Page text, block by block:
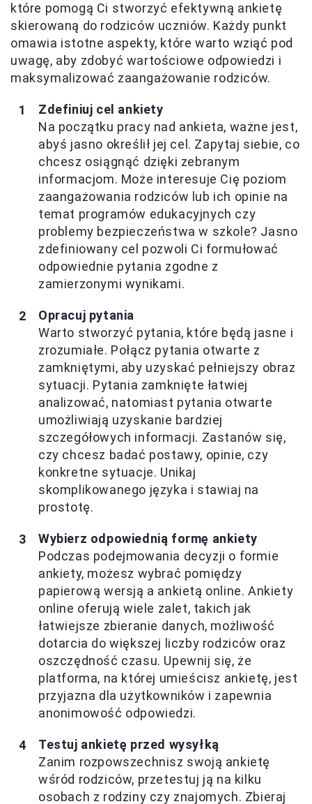
które pomogą Ci stworzyć efektywną ankietę
skierowaną do rodziców uczniów. Każdy punkt
omawia istotne aspekty, które warto wziąć pod
uwagę, aby zdobyć wartościowe odpowiedzi i
maksymalizować zaangażowanie rodziców.
Zdefiniuj cel ankiety
Na początku pracy nad ankieta, ważne jest,
abyś jasno określił jej cel. Zapytaj siebie, co
chcesz osiągnąć dzięki zebranym
informacjom. Może interesuje Cię poziom
zaangażowania rodziców lub ich opinie na
temat programów edukacyjnych czy
problemy bezpieczeństwa w szkole? Jasno
zdefiniowany cel pozwoli Ci formułować
odpowiednie pytania zgodne z
zamierzonymi wynikami.
Opracuj pytania
Warto stworzyć pytania, które będą jasne i
zrozumiałe. Połącz pytania otwarte z
zamkniętymi, aby uzyskać pełniejszy obraz
sytuacji. Pytania zamknięte łatwiej
analizować, natomiast pytania otwarte
umożliwiają uzyskanie bardziej
szczegółowych informacji. Zastanów się,
czy chcesz badać postawy, opinie, czy
konkretne sytuacje. Unikaj
skomplikowanego języka i stawiaj na
prostotę.
Wybierz odpowiednią formę ankiety
Podczas podejmowania decyzji o formie
ankiety, możesz wybrać pomiędzy
papierową wersją a ankietą online. Ankiety
online oferują wiele zalet, takich jak
łatwiejsze zbieranie danych, możliwość
dotarcia do większej liczby rodziców oraz
oszczędność czasu. Upewnij się, że
platforma, na której umieścisz ankietę, jest
przyjazna dla użytkowników i zapewnia
anonimowość odpowiedzi.
Testuj ankietę przed wysyłką
Zanim rozpowszechnisz swoją ankietę
wśród rodziców, przetestuj ją na kilku
osobach z rodziny czy znajomych. Zbieraj